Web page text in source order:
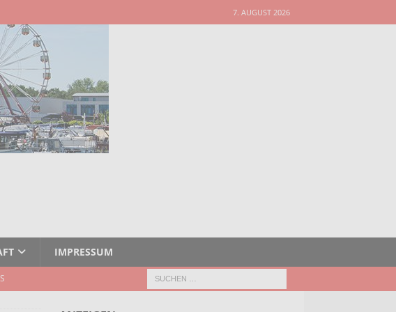
7. AUGUST 2026
IMPRESSUM